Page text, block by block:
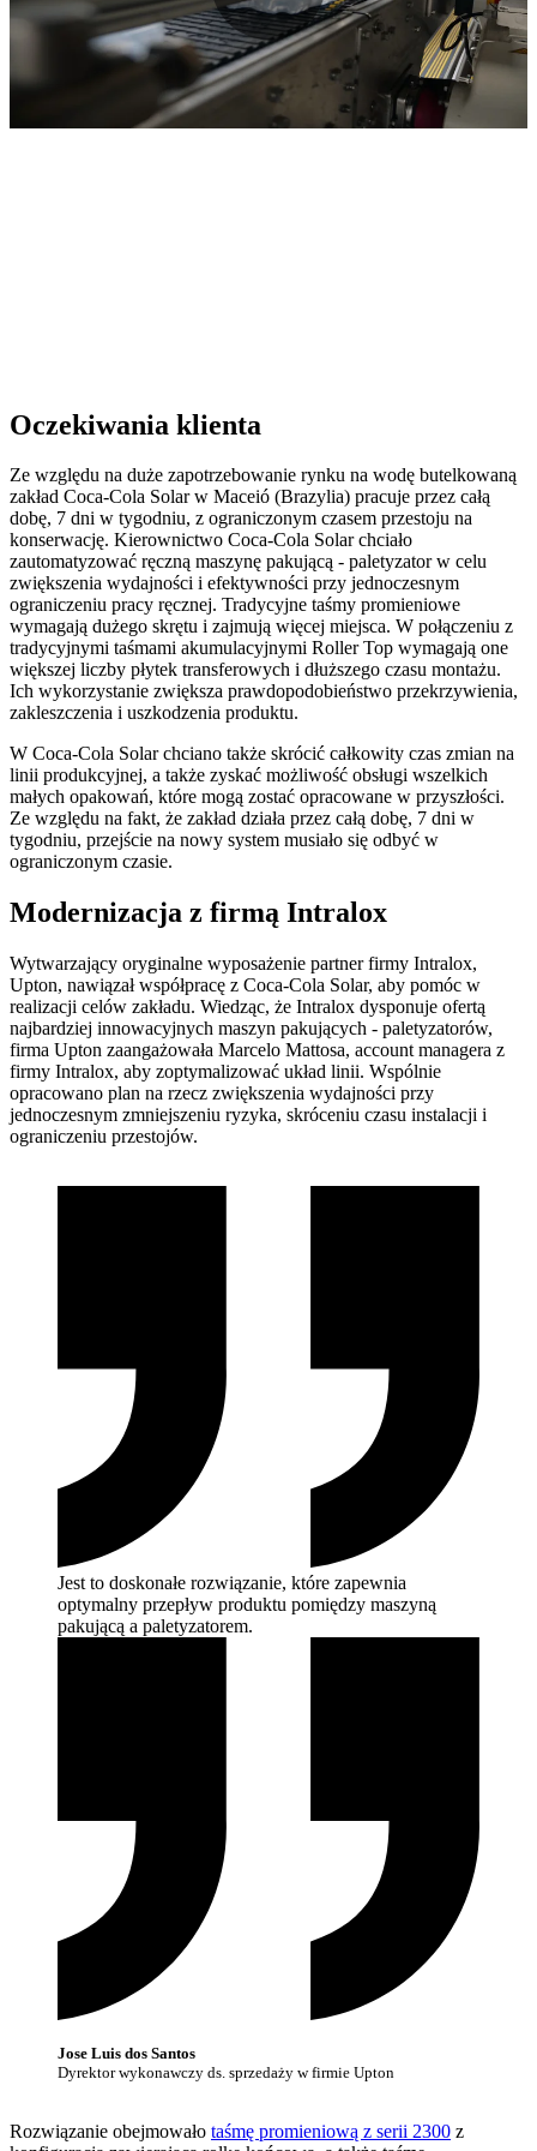
Oczekiwania klienta
Ze względu na duże zapotrzebowanie rynku na wodę butelkowaną
zakład Coca-Cola Solar w Maceió (Brazylia) pracuje przez całą
dobę, 7 dni w tygodniu, z ograniczonym czasem przestoju na
konserwację. Kierownictwo Coca-Cola Solar chciało
zautomatyzować ręczną maszynę pakującą - paletyzator w celu
zwiększenia wydajności i efektywności przy jednoczesnym
ograniczeniu pracy ręcznej. Tradycyjne taśmy promieniowe
wymagają dużego skrętu i zajmują więcej miejsca. W połączeniu z
tradycyjnymi taśmami akumulacyjnymi Roller Top wymagają one
większej liczby płytek transferowych i dłuższego czasu montażu.
Ich wykorzystanie zwiększa prawdopodobieństwo przekrzywienia,
zakleszczenia i uszkodzenia produktu.
W Coca-Cola Solar chciano także skrócić całkowity czas zmian na
linii produkcyjnej, a także zyskać możliwość obsługi wszelkich
małych opakowań, które mogą zostać opracowane w przyszłości.
Ze względu na fakt, że zakład działa przez całą dobę, 7 dni w
tygodniu, przejście na nowy system musiało się odbyć w
ograniczonym czasie.
Modernizacja z firmą Intralox
Wytwarzający oryginalne wyposażenie partner firmy Intralox,
Upton, nawiązał współpracę z Coca-Cola Solar, aby pomóc w
realizacji celów zakładu. Wiedząc, że Intralox dysponuje ofertą
najbardziej innowacyjnych maszyn pakujących - paletyzatorów,
firma Upton zaangażowała Marcelo Mattosa, account managera z
firmy Intralox, aby zoptymalizować układ linii. Wspólnie
opracowano plan na rzecz zwiększenia wydajności przy
jednoczesnym zmniejszeniu ryzyka, skróceniu czasu instalacji i
ograniczeniu przestojów.
Jest to doskonałe rozwiązanie, które zapewnia
optymalny przepływ produktu pomiędzy maszyną
pakującą a paletyzatorem.
Jose Luis dos Santos
Dyrektor wykonawczy ds. sprzedaży w firmie Upton
Rozwiązanie obejmowało taśmę promieniową z serii 2300 z